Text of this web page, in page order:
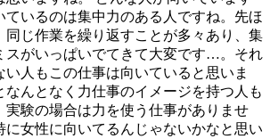
ているのは集中力のある人ですね。先ほ
同じ作業を繰り返すことが多々あり、集
スがいっぱいでてきて大変です…。それ
い人もこの仕事は向いていると思いま
なんとなく力仕事のイメージを持つ人も
実験の場合は力を使う仕事がありませ
に女性に向いてるんじゃないかなと思い